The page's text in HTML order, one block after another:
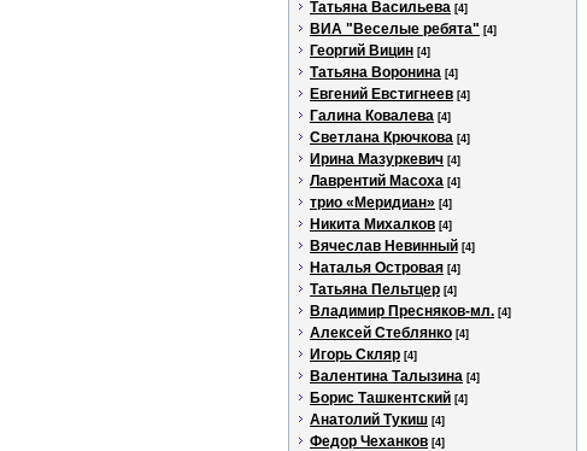
Татьяна Васильева [4]
ВИА "Веселые ребята" [4]
Георгий Вицин [4]
Татьяна Воронина [4]
Евгений Евстигнеев [4]
Галина Ковалева [4]
Светлана Крючкова [4]
Ирина Мазуркевич [4]
Лаврентий Масоха [4]
трио «Меридиан» [4]
Никита Михалков [4]
Вячеслав Невинный [4]
Наталья Островая [4]
Татьяна Пельтцер [4]
Владимир Пресняков-мл. [4]
Алексей Стеблянко [4]
Игорь Скляр [4]
Валентина Талызина [4]
Борис Ташкентский [4]
Анатолий Тукиш [4]
Федор Чеханков [4]